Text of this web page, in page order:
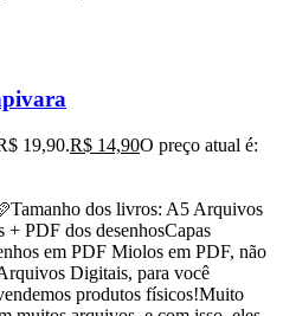
19,90.R$ 14,90O preço atual é:
dos livros: A5 Arquivos
+ PDF dos desenhosCapas
em PDF Miolos em PDF, não
Digitais, para você
produtos físicos!Muito